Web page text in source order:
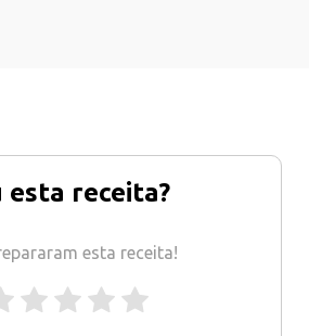
esta receita?
esta receita!